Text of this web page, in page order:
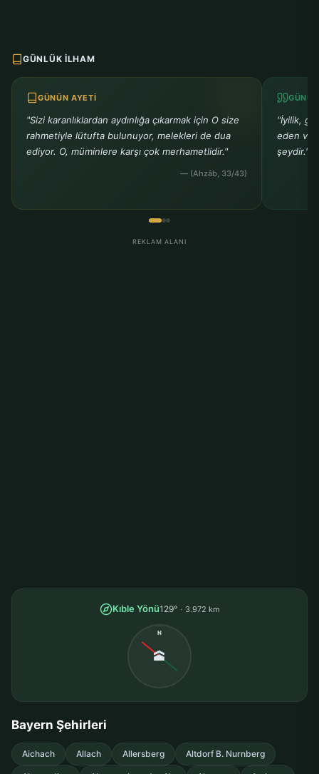
GÜNLÜK İLHAM
GÜNÜN AYETI
"Sizi karanlıklardan aydınlığa çıkarmak için O size
rahmetiyle lütufta bulunuyor, melekleri de dua
ediyor. O, müminlere karşı çok merhametlidir."
— (Ahzâb, 33/43)
"İyilik,
eden ve
şeydir."
REKLAM ALANI
Kıble Yönü129° 3.972 km
N
🕋
Bayern Şehirleri
Aichach Allach Allersberg Altdorf B. Nurnberg